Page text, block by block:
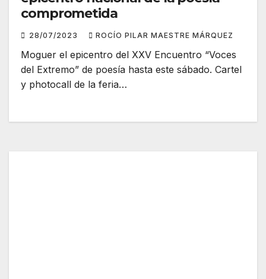
comprometida
28/07/2023 ROCÍO PILAR MAESTRE MÁRQUEZ
Moguer el epicentro del XXV Encuentro “Voces
del Extremo” de poesía hasta este sábado. Cartel
y photocall de la feria…